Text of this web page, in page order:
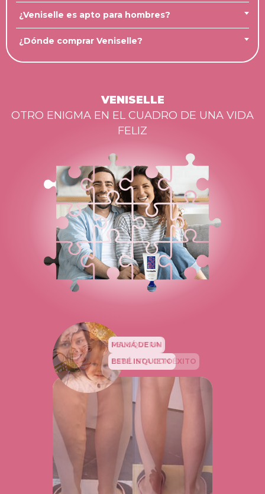
¿Veniselle es apto para hombres?
¿Dónde comprar Veniselle?
VENISELLE
OTRO ENIGMA EN EL CUADRO DE UNA VIDA
FELIZ
PELUQUERA
ESTILISTA CON ÉXITO